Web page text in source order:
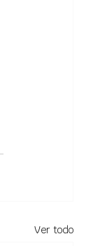
Ver todo